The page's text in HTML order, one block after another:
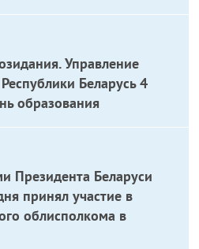
Управление
Беларусь 4
образования
Президента Беларуси
принял участие в
облисполкома в